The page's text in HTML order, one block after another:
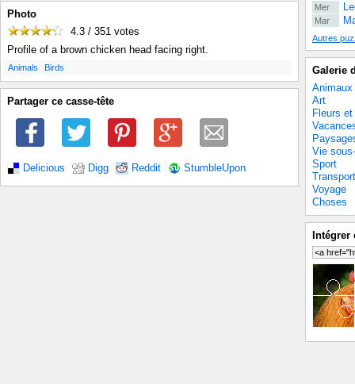
Photo
4.3 / 351 votes
Profile of a brown chicken head facing right.
Animals Birds
Partager ce casse-tête
Delicious Digg Reddit StumbleUpon
Mer
Mar
Autres
Galerie
Animaux
Art
Fleurs
Vie
Sport
Transport
Voyage
Choses
Intégrer